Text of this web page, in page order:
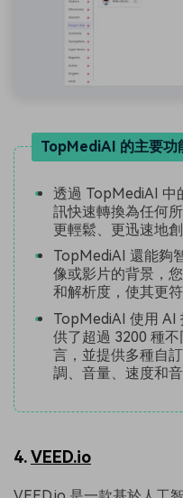
TopMediAI 的主要功
透過 TopMediAI 中
訊快速轉換為任何
更輕鬆、更迅速地
TopMediAI 還能夠
像或影片的背景，
和解析度，使其更符
TopMediAI 使用 AI
供了超過 3200 種
言，並提供多種自
調、音量、速度和
4.VEED.io